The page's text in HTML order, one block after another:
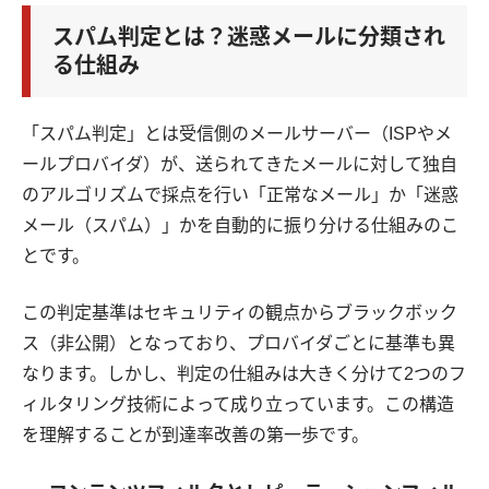
スパム判定とは？迷惑メールに分類され
る仕組み
「スパム判定」とは受信側のメールサーバー（ISPやメ
ールプロバイダ）が、送られてきたメールに対して独自
のアルゴリズムで採点を行い「正常なメール」か「迷惑
メール（スパム）」かを自動的に振り分ける仕組みのこ
とです。
この判定基準はセキュリティの観点からブラックボック
ス（非公開）となっており、プロバイダごとに基準も異
なります。しかし、判定の仕組みは大きく分けて2つのフ
ィルタリング技術によって成り立っています。この構造
を理解することが到達率改善の第一歩です。